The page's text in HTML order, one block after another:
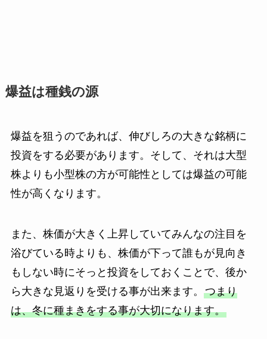
爆益は種銭の源
爆益を狙うのであれば、伸びしろの大きな銘柄に
投資をする必要があります。そして、それは大型
株よりも小型株の方が可能性としては爆益の可能
性が高くなります。
また、株価が大きく上昇していてみんなの注目を
浴びている時よりも、株価が下って誰もが見向き
もしない時にそっと投資をしておくことで、後か
ら大きな見返りを受ける事が出来ます。 つまり
は、冬に種まきをする事が大切になります。